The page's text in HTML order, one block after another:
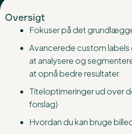
Oversigt
Fokuser på det
Avancerede custom
at analysere og
at opnå bedre resultater
Titeloptimeringer ud over
forslag)
Hvordan du kan bruge